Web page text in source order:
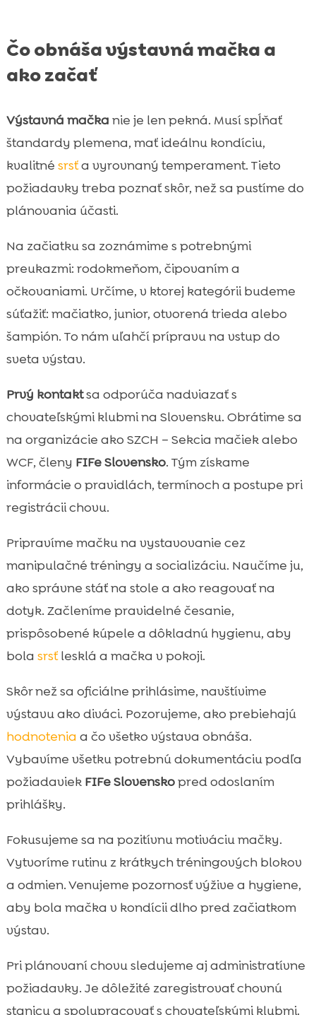
Čo obnáša výstavná mačka a
ako začať
Výstavná mačka nie je len pekná. Musí spĺňať
štandardy plemena, mať ideálnu kondíciu,
kvalitné srsťa vyrovnaný temperament. Tieto
požiadavky treba poznať skôr, než sa pustíme do
plánovania účasti.
Na začiatku sa zoznámime s potrebnými
preukazmi: rodokmeňom, čipovaním a
očkovaniami. Určíme, v ktorej kategórii budeme
súťažiť: mačiatko, junior, otvorená trieda alebo
šampión. To nám uľahčí prípravu na vstup do
sveta výstav.
Prvý kontaktsa odporúča nadviazať s
chovateľskými klubmi na Slovensku. Obrátime sa
na organizácie ako SZCH – Sekcia mačiek alebo
WCF, členy FIFe Slovensko. Tým získame
informácie o pravidlách, termínoch a postupe pri
registrácii chovu.
Pripravíme mačku na vystavovanie cez
manipulačné tréningy a socializáciu. Naučíme ju,
ako správne stáť na stole a ako reagovať na
dotyk. Začleníme pravidelné česanie,
prispôsobené kúpele a dôkladnú hygienu, aby
bola srsťlesklá a mačka v pokoji.
Skôr než sa oficiálne prihlásime, navštívime
výstavu ako diváci. Pozorujeme, ako prebiehajú
hodnotenia a čo všetko výstava obnáša.
Vybavíme všetku potrebnú dokumentáciu podľa
požiadaviek FIFe Slovenskopred odoslaním
prihlášky.
Fokusujeme sa na pozitívnu motiváciu mačky.
Vytvoríme rutinu z krátkych tréningových blokov
a odmien. Venujeme pozornosť výžive a hygiene,
aby bola mačka v kondícii dlho pred začiatkom
výstav.
Pri plánovaní chovu sledujeme aj administratívne
požiadavky. Je dôležité zaregistrovať chovnú
stanicu a spolupracovať s chovateľskými klubmi.